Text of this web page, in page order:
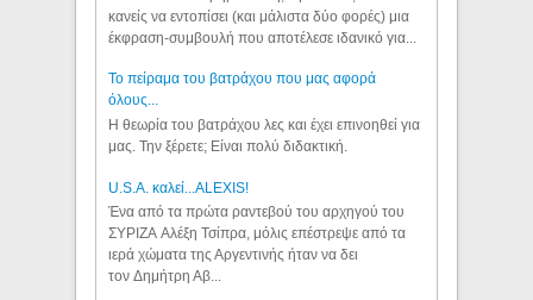
κανείς να εντοπίσει (και μάλιστα δύο φορές) μια
έκφραση-συμβουλή που αποτέλεσε ιδανικό για...
Το πείραμα του βατράχου που μας αφορά
όλους...
Η θεωρία του βατράχου λες και έχει επινοηθεί για
μας. Την ξέρετε; Είναι πολύ διδακτική.
U.S.A. καλεί...ALEXIS!
Ένα από τα πρώτα ραντεβού του αρχηγού του
ΣΥΡΙΖΑ Αλέξη Τσίπρα, μόλις επέστρεψε από τα
ιερά χώματα της Αργεντινής ήταν να δει
τον Δημήτρη Αβ...